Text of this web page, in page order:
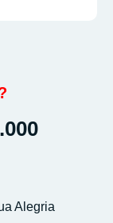
Alegria